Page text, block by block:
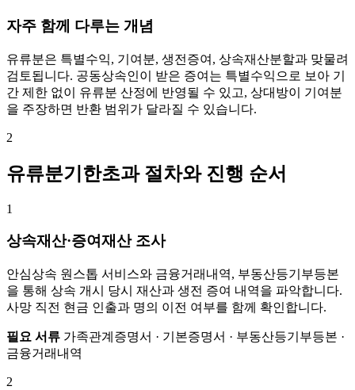
자주 함께 다루는 개념
유류분은 특별수익, 기여분, 생전증여, 상속재산분할과 맞물려
검토됩니다. 공동상속인이 받은 증여는 특별수익으로 보아 기
간 제한 없이 유류분 산정에 반영될 수 있고, 상대방이 기여분
을 주장하면 반환 범위가 달라질 수 있습니다.
2
유류분기한초과 절차와 진행 순서
1
상속재산·증여재산 조사
안심상속 원스톱 서비스와 금융거래내역, 부동산등기부등본
을 통해 상속 개시 당시 재산과 생전 증여 내역을 파악합니다.
사망 직전 현금 인출과 명의 이전 여부를 함께 확인합니다.
필요 서류 가족관계증명서 · 기본증명서 · 부동산등기부등본 ·
금융거래내역
2